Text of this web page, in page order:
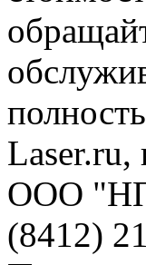
Laser.ru,
ООО
(8412)